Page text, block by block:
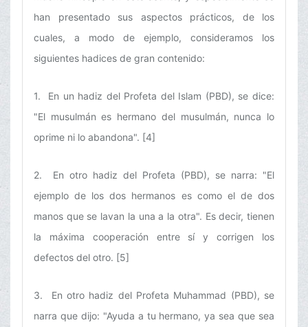
han presentado sus aspectos prácticos, de los
cuales, a modo de ejemplo, consideramos los
siguientes hadices de gran contenido:
1. En un hadiz del Profeta del Islam (PBD), se dice:
"El musulmán es hermano del musulmán, nunca lo
oprime ni lo abandona". [4]
2. En otro hadiz del Profeta (PBD), se narra: "El
ejemplo de los dos hermanos es como el de dos
manos que se lavan la una a la otra". Es decir, tienen
la máxima cooperación entre sí y corrigen los
defectos del otro. [5]
3. En otro hadiz del Profeta Muhammad (PBD), se
narra que dijo: "Ayuda a tu hermano, ya sea que sea